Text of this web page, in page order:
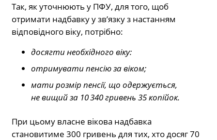
Так, як уточнюють у ПФУ, для того, щоб
отримати надбавку у зв’язку з настанням
відповідного віку, потрібно:
досягти необхідного віку:
отримувати пенсію за віком;
мати розмір пенсії, що одержується,
не вищий за 10 340 гривень 35 копійок.
При цьому власне вікова надбавка
становитиме 300 гривень для тих, хто досяг 70